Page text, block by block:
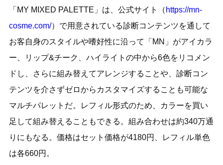
「MY MIXED PALETTE」は、公式サイト（ https://mn-
cosme.com/）で用意されている診断コンテンツを通して
お客自身のスタイルや嗜好性に沿って「MN」がアイカラ
ー、リップ&チーク、ハイライトの中から6色をリコメン
ドし、さらに組み替えてアレンジすることや、診断コン
テンツを介さずゼロからカスタマイズすることも可能な
マルチパレットだ。レフィル形式のため、カラーを買い
足して組み替えることもできる。組み合わせは約340万通
りにもなる。価格はセット価格が4180円、レフィル単色
は各660円。